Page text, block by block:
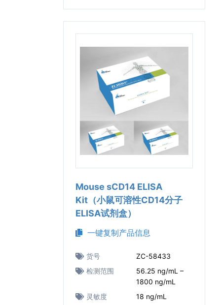
Mouse sCD14 ELISA
Kit（小鼠可溶性CD14分子
ELISA试剂盒）
一键复制产品信息
货号
ZC-58433
检测范围
56.25 ng/mL –
1800 ng/mL
灵敏度
18 ng/mL